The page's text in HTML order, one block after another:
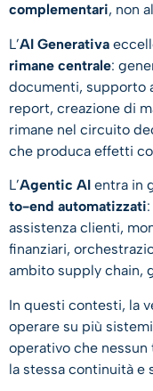
complementari, non
L’AI Generativa
rimane centrale:
documenti, supporto
report, creazione di
rimane nel circuito
che produca effetti
L’Agentic AI entra in
to-end automatizzati
assistenza clienti,
finanziari,
ambito supply chain,
In questi contesti, la
operare su più
operativo che
la stessa continuità e